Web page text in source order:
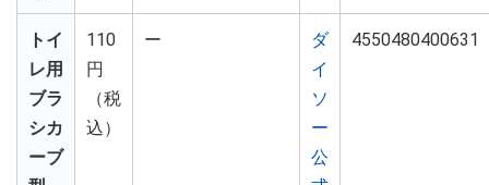
トイ
レ用
ブラ
シカ
ーブ
110
円
（税
込）
ー
ダ
イ
ソ
ー
公
4550480400631